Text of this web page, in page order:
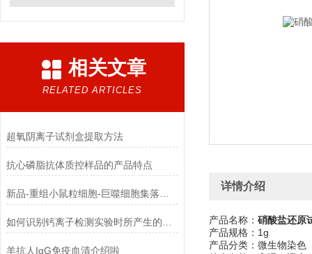
相关文章
RELATED ARTICLES
超氧阴离子试剂盒提取方法
抗心磷脂抗体质控样品的产品特点
羊抗人IgG免疫血清介绍啦
详情介绍
产品名称： 硝酸盐还原
产品规格：1g
产品分类：微生物染色